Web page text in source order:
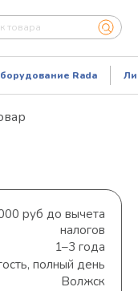
18.00
Rada
руб до вычета
налогов
1–3 года
полный день
Волжск